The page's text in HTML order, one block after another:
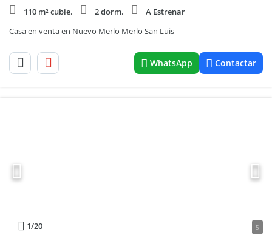
110 m² cubie.
2 dorm.
A Estrenar
Casa en venta en Nuevo Merlo Merlo San Luis
WhatsApp Contactar
1/20 5